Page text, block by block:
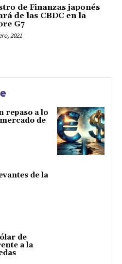
de Finanzas japonés
de las CBDC en la
G7
2021
repaso a lo
de
de la
de
a la